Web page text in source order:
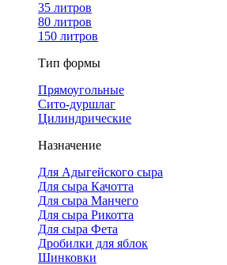
35 литров
80 литров
150 литров
Тип формы
Прямоугольные
Сито-дуршлаг
Цилиндрические
Назначение
Для Адыгейского сыра
Для сыра Качотта
Для сыра Манчего
Для сыра Рикотта
Для сыра Фета
Дробилки для яблок
Шинковки